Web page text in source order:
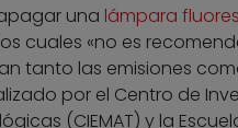
una lámpara
cuales «no es
tanto las emisiones
por el Centro de
(CIEMAT) y la